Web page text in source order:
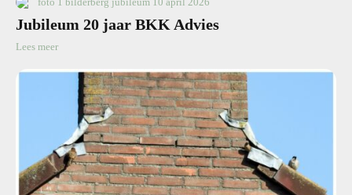
Jubileum 20 jaar BKK Advies
Lees meer